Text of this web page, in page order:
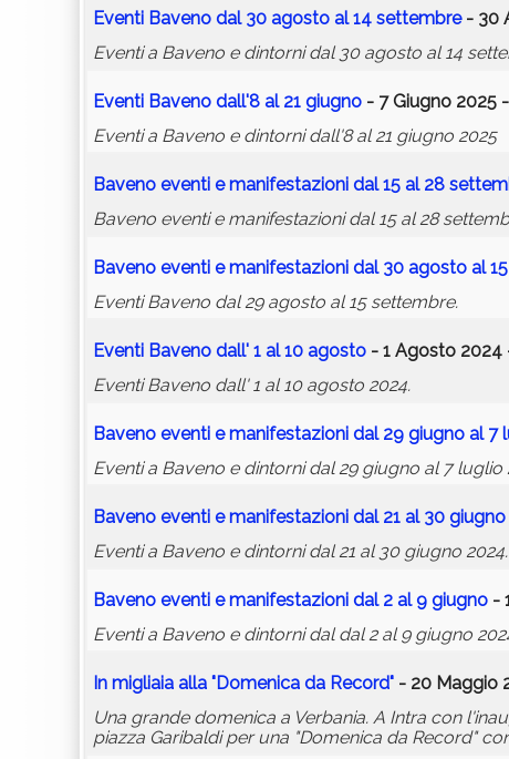
Eventi Baveno dal 30 agosto al 14 settembre- 30
Eventi a Baveno e dintorni dal 30 agosto al 14
Eventi Baveno dall'8 al 21 giugno - 7 Giugno 2025
Eventi a Baveno e dintorni dall'8 al 21 giugno 2025
Baveno eventi e manifestazioni dal 15 al 28
Baveno eventi e manifestazioni dal 15 al 28
Baveno eventi e manifestazioni dal 30 agosto al
Eventi Baveno dal 29 agosto al 15 settembre.
Eventi Baveno dall' 1 al 10 agosto - 1 Agosto 2024
Eventi Baveno dall' 1 al 10 agosto 2024.
Baveno eventi e manifestazioni dal 29 giugno al 7
Eventi a Baveno e dintorni dal 29 giugno al 7 luglio
Baveno eventi e manifestazioni dal 21 al 30 giugno
Eventi a Baveno e dintorni dal 21 al 30 giugno 2024.
Baveno eventi e manifestazioni dal 2 al 9 giugno -
Eventi a Baveno e dintorni dal dal 2 al 9 giugno
In migliaia alla "Domenica da Record" - 20 Maggio
Una grande domenica a Verbania. A Intra con
piazza Garibaldi per una "Domenica da Record"